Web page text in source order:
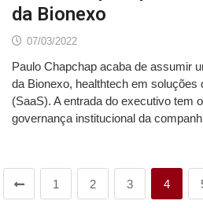
da Bionexo
07/03/2022
Paulo Chapchap acaba de assumir
da Bionexo, healthtech em soluções
(SaaS). A entrada do executivo tem
governança institucional da
1 2 3 4